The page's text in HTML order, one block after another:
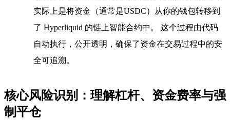
实际上是将资金（通常是USDC）从你的钱包转移到
了 Hyperliquid 的链上智能合约中。 这个过程由代码
自动执行，公开透明，确保了资金在交易过程中的安
全可追溯。
核心风险识别：理解杠杆、资金费率与强
制平仓